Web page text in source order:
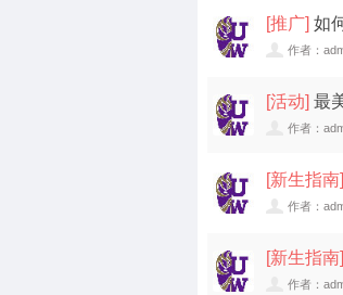
[推广] 如
作者：
[活动] 最
作者：
[新生指南]
作者：
[新生指南]
new作者：